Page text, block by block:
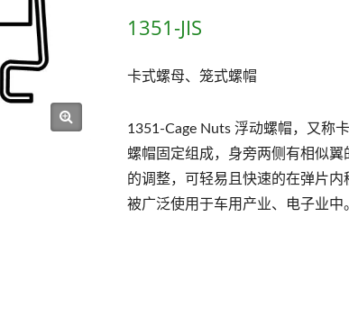
1351-JIS
卡式螺母、笼式螺帽
1351-Cage Nuts 浮动螺帽，又称
螺帽固定组成，身旁两侧有相似
的调整，可轻易且快速的在弹片
被广泛使用于车用产业、电子业中